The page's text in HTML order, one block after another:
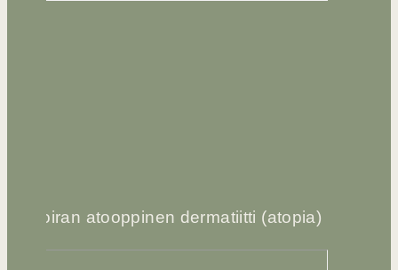
Koiran atooppinen dermatiitti (atopia)